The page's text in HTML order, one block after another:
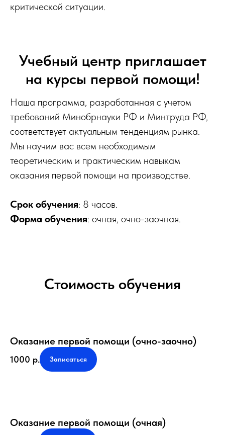
критической ситуации.
Учебный центр приглашает
на курсы первой помощи!
Наша программа, разработанная с учетом
требований Минобрнауки РФ и Минтруда РФ,
соответствует актуальным тенденциям рынка.
Мы научим вас всем необходимым
теоретическим и практическим навыкам
оказания первой помощи на производстве.
Срок обучения: 8 часов.
Форма обучения: очная, очно-заочная.
Стоимость обучения
Оказание первой помощи (очно-заочно)
1000 р. Записаться
Оказание первой помощи (очная)